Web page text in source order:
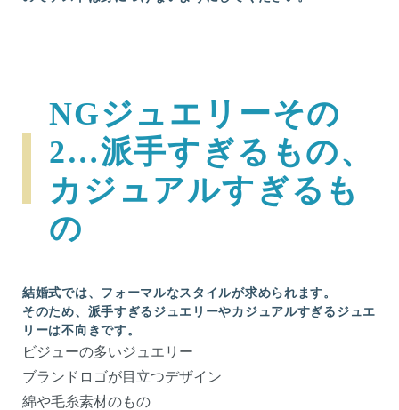
NGジュエリーその
2…派手すぎるもの、
カジュアルすぎるも
の
結婚式では、フォーマルなスタイルが求められます。
そのため、派手すぎるジュエリーやカジュアルすぎるジュエ
リーは不向きです。
ビジューの多いジュエリー
ブランドロゴが目立つデザイン
綿や毛糸素材のもの